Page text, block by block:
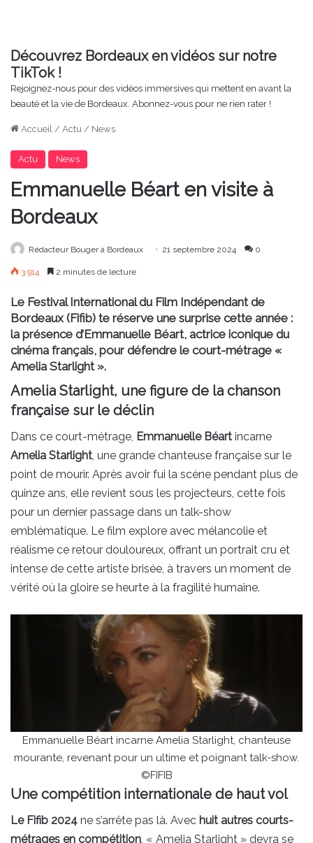
Découvrez Bordeaux en vidéos sur notre
TikTok !
Rejoignez-nous pour des vidéos immersives qui mettent en avant la
beauté et la vie de Bordeaux. Abonnez-vous pour ne rien rater !
Accueil / Actu / News
Actu News
Emmanuelle Béart en visite à
Bordeaux
Rédacteur Bouger à Bordeaux 21 septembre 2024 0
3 914 2 minutes de lecture
Le Festival International du Film Indépendant de
Bordeaux (Fifib) te réserve une surprise cette année :
la présence d’Emmanuelle Béart, actrice iconique du
cinéma français, pour défendre le court-métrage «
Amelia Starlight ».
Amelia Starlight, une figure de la chanson
française sur le déclin
Dans ce court-métrage, Emmanuelle Béart incarne
Amelia Starlight, une grande chanteuse française sur le
point de mourir. Après avoir fui la scène pendant plus de
quinze ans, elle revient sous les projecteurs, cette fois
pour un dernier passage dans un talk-show
emblématique. Le film explore avec mélancolie et
réalisme ce retour douloureux, offrant un portrait cru et
intense de cette artiste brisée, à travers un moment de
vérité où la gloire se heurte à la fragilité humaine.
Emmanuelle Béart incarne Amelia Starlight, chanteuse
mourante, revenant pour un ultime et poignant talk-show.
©FIFIB
Une compétition internationale de haut vol
Le Fifib 2024 ne s’arrête pas là. Avec huit autres courts-
métrages en compétition, « Amelia Starlight » devra se